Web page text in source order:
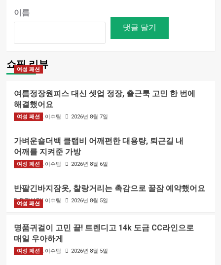
이름
쇼핑 리뷰
여성 패션
여름정장원피스 대신 셋업 정장, 출근룩 고민 한 번에
해결했어요
BIZMARK 이슈팀 2026년 8월 7일
여성 패션
가벼운숄더백 클랩비 어깨편한 대용량, 퇴근길 내
어깨를 지켜준 가방
BIZMARK 이슈팀 2026년 8월 6일
여성 패션
반팔긴바지잠옷, 찰랑거리는 촉감으로 꿀잠 예약했어요
BIZMARK 이슈팀 2026년 8월 5일
여성 패션
명품귀걸이 고민 끝! 트렌디고 14k 도금 CC라인으로
매일 우아하게
BIZMARK 이슈팀 2026년 8월 5일
여성 패션